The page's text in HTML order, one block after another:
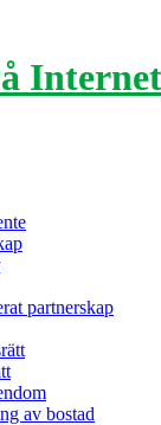
Internet
partnerskap
av bostad